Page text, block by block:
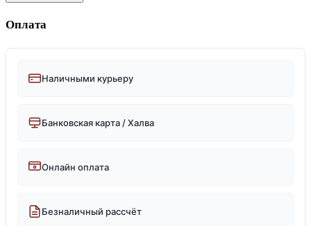
Оплата
Наличными курьеру
Банковская карта / Халва
Онлайн оплата
Безналичный рассчёт